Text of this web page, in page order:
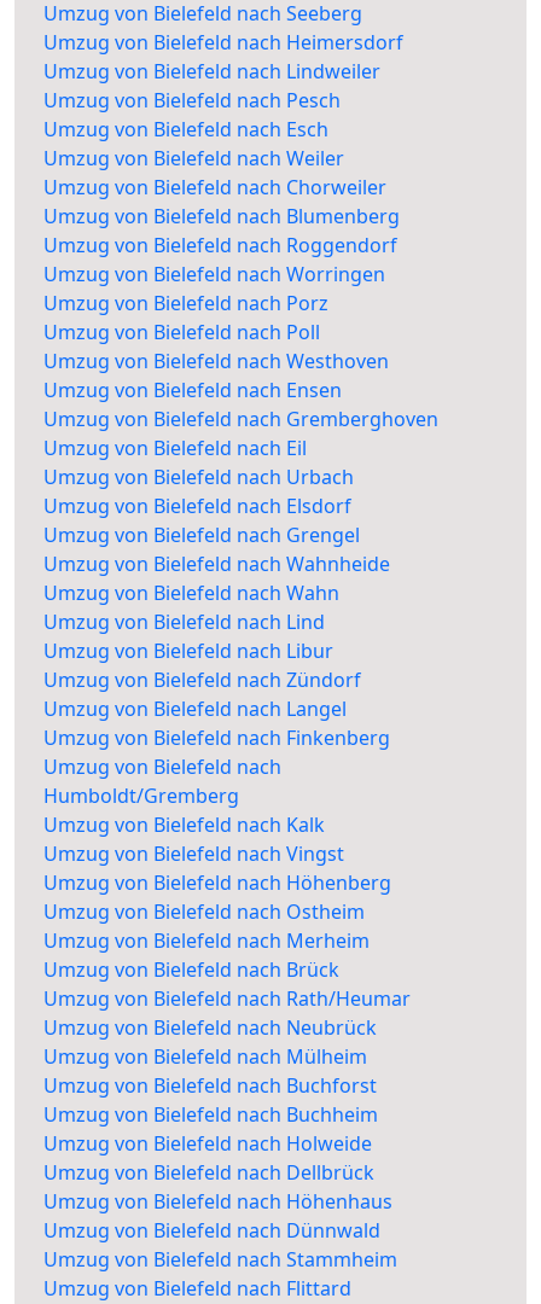
Umzug von Bielefeld nach Seeberg
Umzug von Bielefeld nach Heimersdorf
Umzug von Bielefeld nach Lindweiler
Umzug von Bielefeld nach Pesch
Umzug von Bielefeld nach Esch
Umzug von Bielefeld nach Weiler
Umzug von Bielefeld nach Chorweiler
Umzug von Bielefeld nach Blumenberg
Umzug von Bielefeld nach Roggendorf
Umzug von Bielefeld nach Worringen
Umzug von Bielefeld nach Porz
Umzug von Bielefeld nach Poll
Umzug von Bielefeld nach Westhoven
Umzug von Bielefeld nach Ensen
Umzug von Bielefeld nach Gremberghoven
Umzug von Bielefeld nach Eil
Umzug von Bielefeld nach Urbach
Umzug von Bielefeld nach Elsdorf
Umzug von Bielefeld nach Grengel
Umzug von Bielefeld nach Wahnheide
Umzug von Bielefeld nach Wahn
Umzug von Bielefeld nach Lind
Umzug von Bielefeld nach Libur
Umzug von Bielefeld nach Zündorf
Umzug von Bielefeld nach Langel
Umzug von Bielefeld nach Finkenberg
Umzug von Bielefeld nach
Humboldt/Gremberg
Umzug von Bielefeld nach Kalk
Umzug von Bielefeld nach Vingst
Umzug von Bielefeld nach Höhenberg
Umzug von Bielefeld nach Ostheim
Umzug von Bielefeld nach Merheim
Umzug von Bielefeld nach Brück
Umzug von Bielefeld nach Rath/Heumar
Umzug von Bielefeld nach Neubrück
Umzug von Bielefeld nach Mülheim
Umzug von Bielefeld nach Buchforst
Umzug von Bielefeld nach Buchheim
Umzug von Bielefeld nach Holweide
Umzug von Bielefeld nach Dellbrück
Umzug von Bielefeld nach Höhenhaus
Umzug von Bielefeld nach Dünnwald
Umzug von Bielefeld nach Stammheim
Umzug von Bielefeld nach Flittard